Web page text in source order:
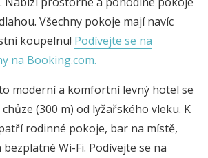
Všechny pokoje mají navíc
koupelnu! Podívejte se na
na Booking.com.
moderní a komfortní levný hotel se
(300 m) od lyžařského vleku. K
rodinné pokoje, bar na místě,
Wi-Fi. Podívejte se na